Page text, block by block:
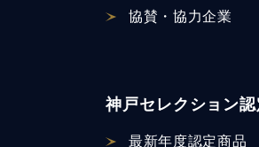
協賛・協力企業
神戸セレクション
最新年度認定商品